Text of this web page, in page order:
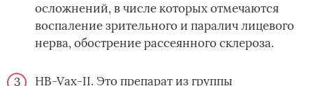
осложнений, в числе которых отмечаются
воспаление зрительного и паралич лицевого
нерва, обострение рассеянного склероза.
HB-Vax-II. Это препарат из группы